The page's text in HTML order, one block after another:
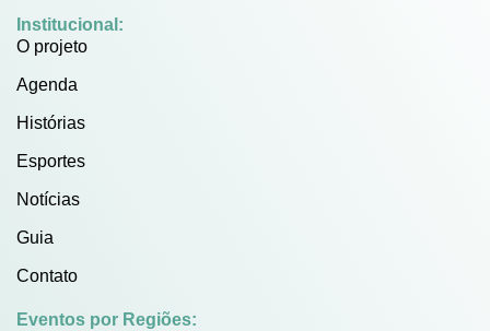
Institucional:
O projeto
Agenda
Histórias
Esportes
Notícias
Guia
Contato
Eventos por Regiões: